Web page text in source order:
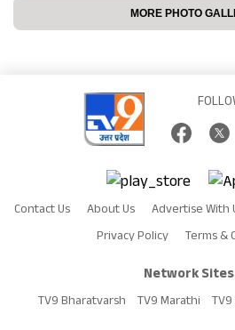
MORE PHOTO
Contact Us About Us Advertise With
Privacy Policy
Terms &
Network
TV9 Bharatvarsh TV9 Marathi